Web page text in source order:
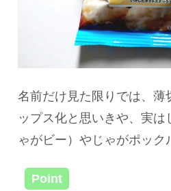
名前だけ見た限りでは、薄
ップス化と思いきや、実は
ゃがビー）やじゃがポック
Point